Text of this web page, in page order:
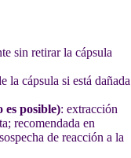
sin retirar la cápsula
la cápsula si está dañada
es posible): extracción
recomendada en
de reacción a la